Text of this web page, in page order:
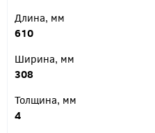
Длина, мм
610
Ширина, мм
308
Толщина, мм
4